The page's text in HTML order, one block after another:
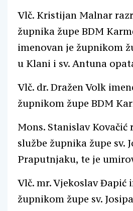
Vlč. Kristijan Malnar
župnika župe BDM
imenovan je župnikom
u Klani i sv. Antuna
Vlč. dr. Dražen Volk
župnikom župe BDM
Mons. Stanislav Kovačić
službe župnika župe sv.
Praputnjaku, te je
Vlč. mr. Vjekoslav Đapić
župnikom župe sv.